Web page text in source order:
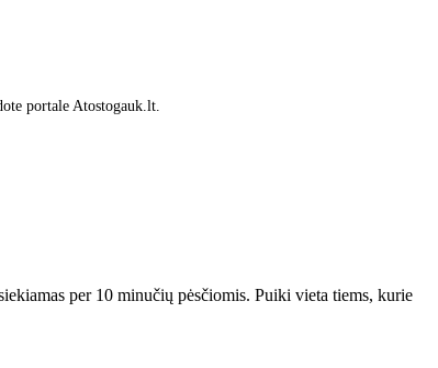
portale Atostogauk.lt.
per 10 minučių pėsčiomis. Puiki vieta tiems, kurie